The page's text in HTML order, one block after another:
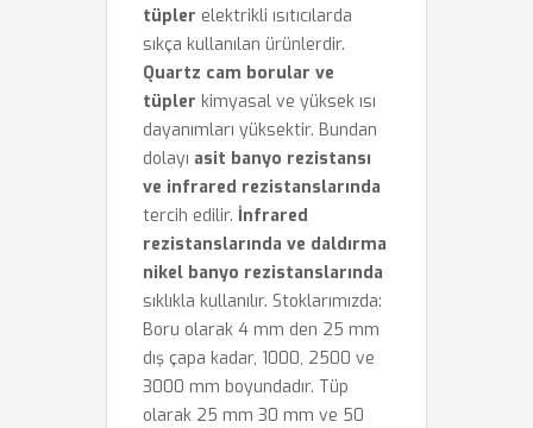
tüpler elektrikli ısıtıcılarda
sıkça kullanılan ürünlerdir.
Quartz cam borular ve
tüpler kimyasal ve yüksek ısı
dayanımları yüksektir. Bundan
dolayı asit banyo rezistansı
ve infrared rezistanslarında
tercih edilir. İnfrared
rezistanslarında ve daldırma
nikel banyo rezistanslarında
sıklıkla kullanılır. Stoklarımızda:
Boru olarak 4 mm den 25 mm
dış çapa kadar, 1000, 2500 ve
3000 mm boyundadır. Tüp
olarak 25 mm 30 mm ve 50